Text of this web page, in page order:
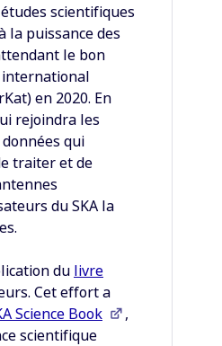
scientifiques
la puissance des
le bon
international
en 2020. En
rejoindra les
qui
traiter et de
du SKA la
du livre
Cet effort a
Science Book
,
scientifique